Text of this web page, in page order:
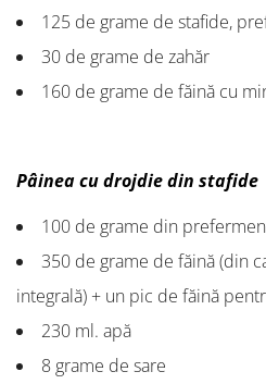
125 de grame de stafide,
30 de grame de zahăr
160 de grame de făină cu
Pâinea cu drojdie din stafide
100 de grame din
350 de grame de făină (din
integrală) + un pic de făină
230 ml. apă
8 grame de sare